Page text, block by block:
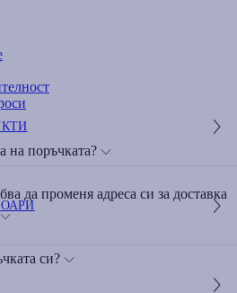
на поръчката?
да променя адреса си за доставка
си?